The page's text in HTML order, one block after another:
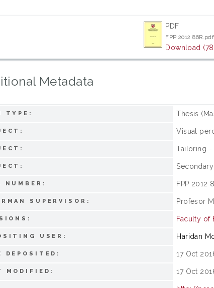
PDF
FPP 2012 86R.pdf
Download
Metadata
TYPE: Thesis
Visual
Tailoring -
NUMBER: FPP 2012
SUPERVISOR: Profesor
Faculty of
USER: Haridan
DEPOSITED: 17 Oct
MODIFIED: 17 Oct